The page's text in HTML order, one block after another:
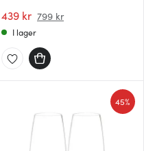
439 kr 799 kr
I lager
45%